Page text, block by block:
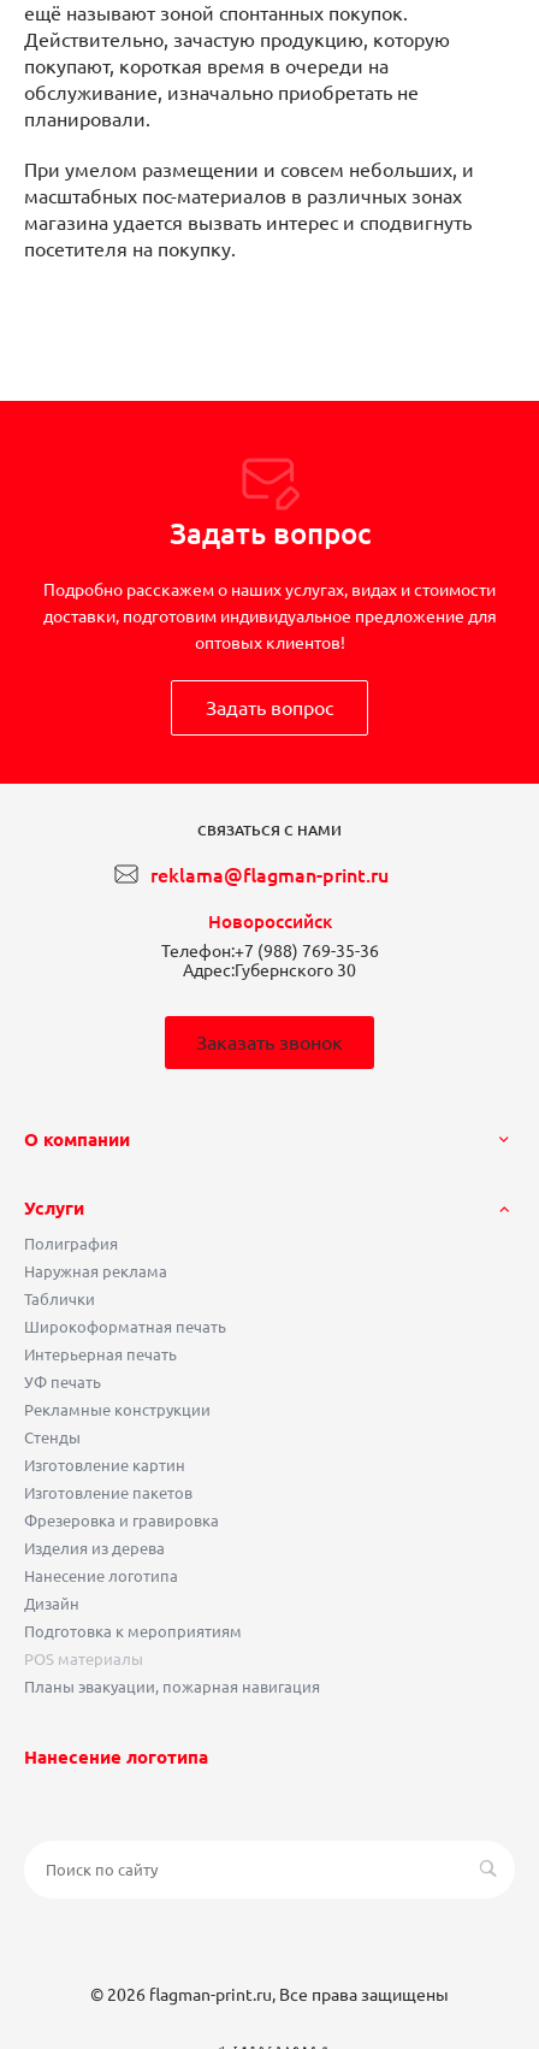
ещё называют зоной спонтанных покупок.
Действительно, зачастую продукцию, которую
покупают, короткая время в очереди на
обслуживание, изначально приобретать не
планировали.
При умелом размещении и совсем небольших, и
масштабных пос-материалов в различных зонах
магазина удается вызвать интерес и сподвигнуть
посетителя на покупку.
Задать вопрос
Подробно расскажем о наших услугах, видах и стоимости
доставки, подготовим индивидуальное предложение для
оптовых клиентов!
Задать вопрос
СВЯЗАТЬСЯ С НАМИ
reklama@flagman-print.ru
Новороссийск
Телефон:+7 (988) 769-35-36
Адрес:Губернского 30
Заказать звонок
О компании
Услуги
Полиграфия
Наружная реклама
Таблички
Широкоформатная печать
Интерьерная печать
УФ печать
Рекламные конструкции
Стенды
Изготовление картин
Изготовление пакетов
Фрезеровка и гравировка
Изделия из дерева
Нанесение логотипа
Дизайн
Подготовка к мероприятиям
POS материалы
Планы эвакуации, пожарная навигация
Нанесение логотипа
© 2026 flagman-print.ru, Все права защищены